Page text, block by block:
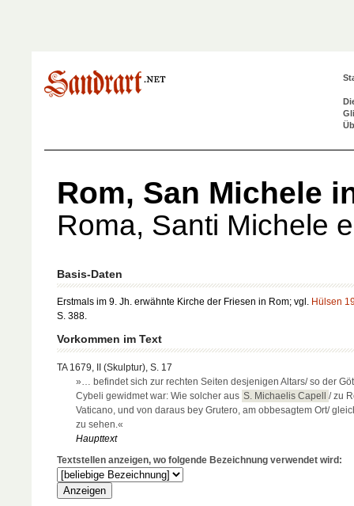
Rom, San Michele
Roma, Santi Michele
Basis-Daten
Erstmals im 9. Jh. erwähnte Kirche der Friesen in Rom; vgl. Hülsen
S. 388.
Vorkommen im Text
TA 1679, II (Skulptur), S. 17
»… befindet sich zur rechten Seiten desjenigen Altars/ so der
Cybeli gewidmet war: Wie solcher aus S. Michaelis Capell
/ zu
Vaticano, und von daraus bey Grutero, am obbesagtem Ort/
zu sehen.«
Haupttext
Textstellen anzeigen, wo folgende Bezeichnung verwendet wird: